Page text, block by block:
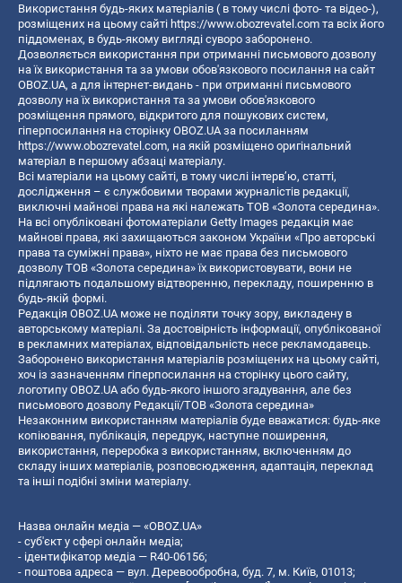
Використання будь-яких матеріалів ( в тому числі фото- та відео-),
розміщених на цьому сайті https://www.obozrevatel.com та всіх його
піддоменах, в будь-якому вигляді суворо заборонено.
Дозволяється використання при отриманні письмового дозволу
на їх використання та за умови обов'язкового посилання на сайт
OBOZ.UA, а для інтернет-видань - при отриманні письмового
дозволу на їх використання та за умови обов'язкового
розміщення прямого, відкритого для пошукових систем,
гіперпосилання на сторінку OBOZ.UA за посиланням
https://www.obozrevatel.com, на якій розміщено оригінальний
матеріал в першому абзаці матеріалу.
Всі матеріали на цьому сайті, в тому числі інтерв’ю, статті,
дослідження – є службовими творами журналістів редакції,
виключні майнові права на які належать ТОВ «Золота середина».
На всі опубліковані фотоматеріали Getty Images редакція має
майнові права, які захищаються законом України «Про авторські
права та суміжні права», ніхто не має права без письмового
дозволу ТОВ «Золота середина» їх використовувати, вони не
підлягають подальшому відтворенню, перекладу, поширенню в
будь-якій формі.
Редакція OBOZ.UA може не поділяти точку зору, викладену в
авторському матеріалі. За достовірність інформації, опублікованої
в рекламних матеріалах, відповідальність несе рекламодавець.
Заборонено використання матеріалів розміщених на цьому сайті,
хоч із зазначенням гіперпосилання на сторінку цього сайту,
логотипу OBOZ.UA або будь-якого іншого згадування, але без
письмового дозволу Редакції/ТОВ «Золота середина»
Незаконним використанням матеріалів буде вважатися: будь-яке
копiювання, публiкацiя, передрук, наступне поширення,
використання, переробка з використанням, включенням до
складу інших матеріалів, розповсюдження, адаптація, переклад
та інші подібні зміни матеріалу.
Назва онлайн медіа — «OBOZ.UA»
- суб'єкт у сфері онлайн медіа;
- ідентифікатор медіа — R40-06156;
- поштова адреса — вул. Деревообробна, буд. 7, м. Київ, 01013;